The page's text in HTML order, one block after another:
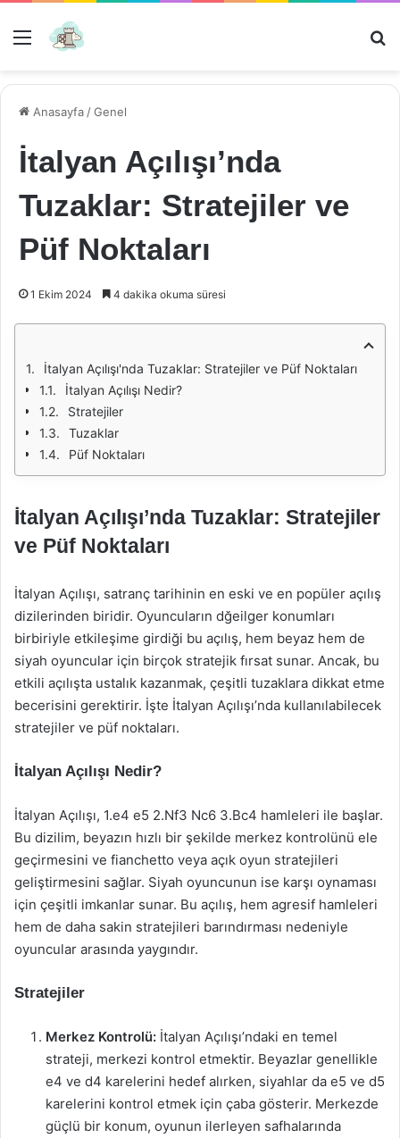
Menü
Anasayfa /Genel
İtalyan Açılışı’nda
Tuzaklar: Stratejiler ve
Püf Noktaları
1 Ekim 2024 4 dakika okuma süresi
İtalyan Açılışı'nda Tuzaklar: Stratejiler ve Püf Noktaları
İtalyan Açılışı Nedir?
Stratejiler
Tuzaklar
Püf Noktaları
İtalyan Açılışı’nda Tuzaklar: Stratejiler
ve Püf Noktaları
İtalyan Açılışı, satranç tarihinin en eski ve en popüler açılış
dizilerinden biridir. Oyuncuların dğeilger konumları
birbiriyle etkileşime girdiği bu açılış, hem beyaz hem de
siyah oyuncular için birçok stratejik fırsat sunar. Ancak, bu
etkili açılışta ustalık kazanmak, çeşitli tuzaklara dikkat etme
becerisini gerektirir. İşte İtalyan Açılışı’nda kullanılabilecek
stratejiler ve püf noktaları.
İtalyan Açılışı Nedir?
İtalyan Açılışı, 1.e4 e5 2.Nf3 Nc6 3.Bc4 hamleleri ile başlar.
Bu dizilim, beyazın hızlı bir şekilde merkez kontrolünü ele
geçirmesini ve fianchetto veya açık oyun stratejileri
geliştirmesini sağlar. Siyah oyuncunun ise karşı oynaması
için çeşitli imkanlar sunar. Bu açılış, hem agresif hamleleri
hem de daha sakin stratejileri barındırması nedeniyle
oyuncular arasında yaygındır.
Stratejiler
Merkez Kontrolü: İtalyan Açılışı’ndaki en temel
strateji, merkezi kontrol etmektir. Beyazlar genellikle
e4 ve d4 karelerini hedef alırken, siyahlar da e5 ve d5
karelerini kontrol etmek için çaba gösterir. Merkezde
güçlü bir konum, oyunun ilerleyen safhalarında